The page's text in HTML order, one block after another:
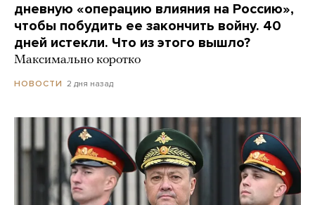
дневную «операцию влияния на Россию»,
чтобы побудить ее закончить войну. 40
дней истекли. Что из этого вышло?
Максимально коротко
НОВОСТИ 2 дня назад